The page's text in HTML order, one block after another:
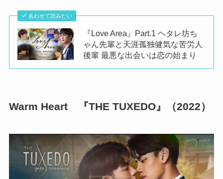
あわせて読みたい
『Love Area』Part.1 ヘタレ坊ち
ゃん先輩と天涯孤独健気な苦労人
後輩 最悪な出会いは恋の始まり
Warm Heart 『THE TUXEDO』（2022）
この動画を YouTube で視聴